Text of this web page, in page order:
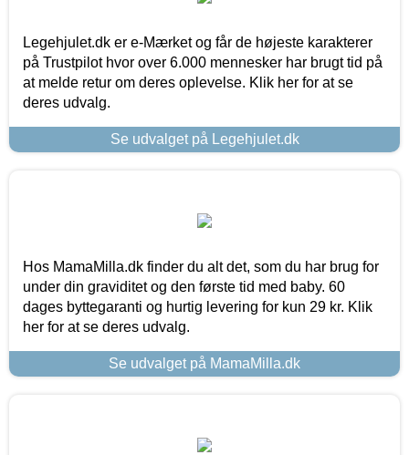
Legehjulet.dk er e-Mærket og får de højeste karakterer
på Trustpilot hvor over 6.000 mennesker har brugt tid på
at melde retur om deres oplevelse. Klik her for at se
deres udvalg.
Se udvalget på Legehjulet.dk
Hos MamaMilla.dk finder du alt det, som du har brug for
under din graviditet og den første tid med baby. 60
dages byttegaranti og hurtig levering for kun 29 kr. Klik
her for at se deres udvalg.
Se udvalget på MamaMilla.dk